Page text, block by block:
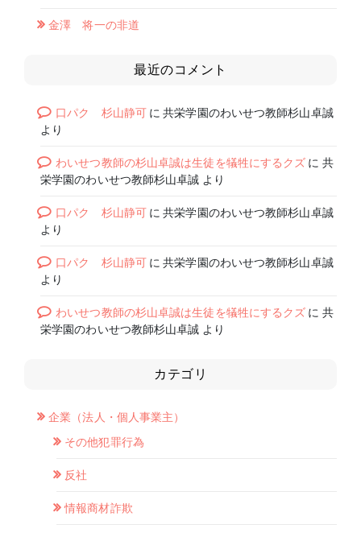
金澤 将一の非道
最近のコメント
口パク 杉山静可に共栄学園のわいせつ教師杉山卓誠
より
わいせつ教師の杉山卓誠は生徒を犠牲にするクズ に 共
栄学園のわいせつ教師杉山卓誠 より
口パク 杉山静可に共栄学園のわいせつ教師杉山卓誠
より
口パク 杉山静可に共栄学園のわいせつ教師杉山卓誠
より
わいせつ教師の杉山卓誠は生徒を犠牲にするクズ に 共
栄学園のわいせつ教師杉山卓誠 より
カテゴリ
企業（法人・個人事業主）
その他犯罪行為
反社
情報商材詐欺